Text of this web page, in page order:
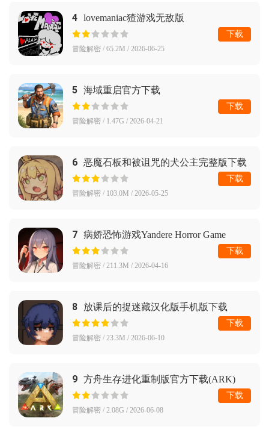
4 lovemaniac猹游戏无敌版
冒险解密 / 65.2M / 2026-06-25
下载
5 海域重启官方下载
冒险解密 / 1.47G / 2026-04-21
下载
6 恶魔石板和被诅咒的犬公主完整版下载
冒险解密 / 103.0M / 2026-05-25
下载
7 病娇恐怖游戏Yandere Horror Game
冒险解密 / 211.3M / 2026-04-16
下载
8 放课后的捉迷藏汉化版手机版下载
冒险解密 / 23.3M / 2026-06-10
下载
9 方舟生存进化重制版官方下载(ARK)
冒险解密 / 2.08G / 2026-06-08
下载